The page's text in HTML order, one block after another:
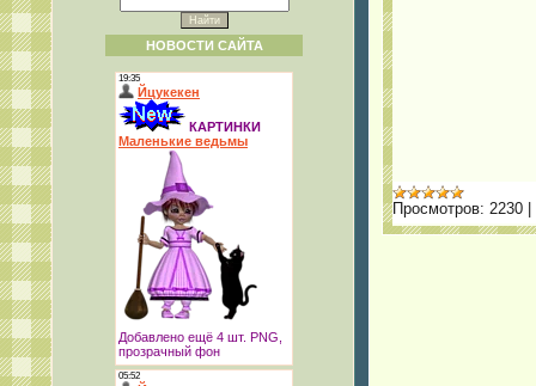
НОВОСТИ САЙТА
Просмотров: 2230